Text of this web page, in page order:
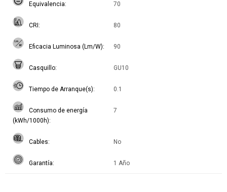
Equivalencia 70
CRI 80
Eficacia Luminosa (Lm/W) 90
Casquillo GU10
Tiempo de Arranque(s) 0.1
Consumo de energía
(kWh/1000h)
7
Cables No
Garantía 1 Año